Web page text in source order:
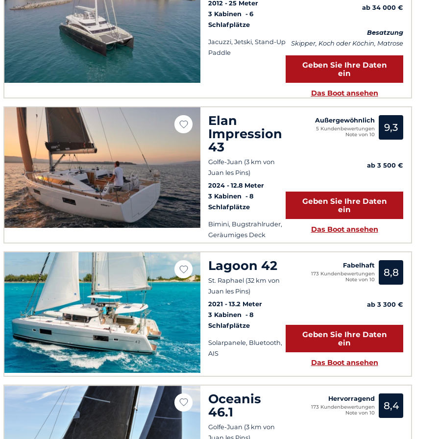
2012
25 Meter
3 Kabinen
6
Schlafplätze
Jacuzzi, Jetski, Stand-Up
Paddle
ab 34 000 €
Besatzung
Skipper, Koch oder Köchin, Matrose
Geben Sie Ihre Daten
ein
Das Boot ansehen
Elan
Impression
43
Golfe-Juan (3 km von
Juan les Pins)
2024
12.8 Meter
3 Kabinen
8
Schlafplätze
Bimini, Bugstrahlruder,
Geräumiges Deck
Außergewöhnlich
5 Kundenbewertungen
Note von 10
9,3
ab 3 500 €
Geben Sie Ihre Daten
ein
Das Boot ansehen
Lagoon 42
St. Raphael (32 km von
Juan les Pins)
2021
13.2 Meter
3 Kabinen
8
Schlafplätze
Solarpanele, Bluetooth,
AIS
Fabelhaft
173 Kundenbewertungen
Note von 10
8,8
ab 3 300 €
Geben Sie Ihre Daten
ein
Das Boot ansehen
Oceanis
46.1
Golfe-Juan (3 km von
Hervorragend
173 Kundenbewertungen
Note von 10
8,4